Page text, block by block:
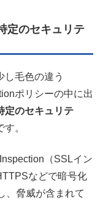
定のセキュリテ
し毛色の違う
ポリシーの中に出
定のセキュリテ
。
（SSLイン
などで暗号化
、脅威が含まれて